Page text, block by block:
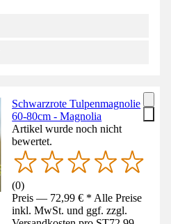
Schwarzrote Tulpenmagnolie
60-80cm - Magnolia
Artikel wurde noch nicht
bewertet.
(0)
Preis — 72,99 € * Alle Preise
inkl. MwSt. und ggf. zzgl.